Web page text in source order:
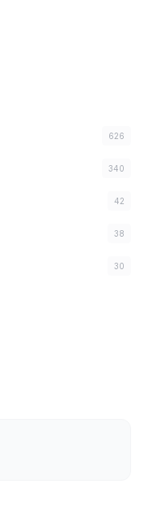
626
340
42
38
30